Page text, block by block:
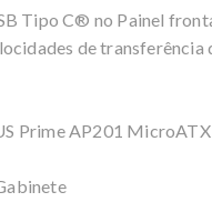
Tipo C® no Painel
de transferência
Prime AP201 MicroATX